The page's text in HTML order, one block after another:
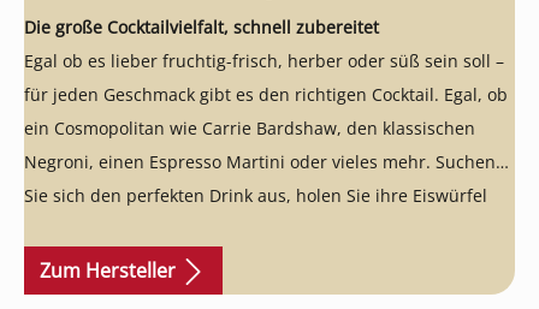
Die große Cocktailvielfalt, schnell zubereitet
Egal ob es lieber fruchtig-frisch, herber oder süß sein soll –
für jeden Geschmack gibt es den richtigen Cocktail. Egal, ob
ein Cosmopolitan wie Carrie Bardshaw, den klassischen
Negroni, einen Espresso Martini oder vieles mehr. Suchen
Sie sich den perfekten Drink aus, holen Sie ihre Eiswürfel
Ardent Batch genießen sie schnell, einfach und lecker ihre
Cocktails auch zu Hause!
Zum Hersteller